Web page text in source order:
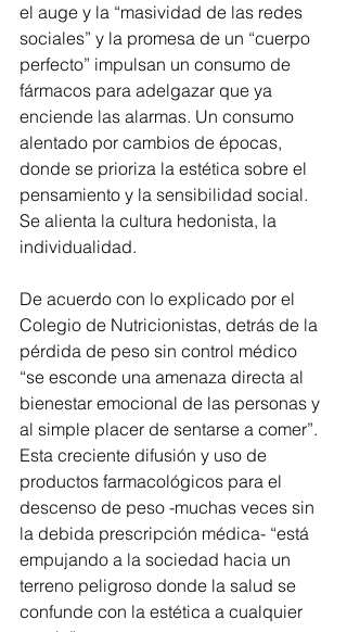
el auge y la “masividad de las redes
sociales” y la promesa de un “cuerpo
perfecto” impulsan un consumo de
fármacos para adelgazar que ya
enciende las alarmas. Un consumo
alentado por cambios de épocas,
donde se prioriza la estética sobre el
pensamiento y la sensibilidad social.
Se alienta la cultura hedonista, la
individualidad.
De acuerdo con lo explicado por el
Colegio de Nutricionistas, detrás de la
pérdida de peso sin control médico
“se esconde una amenaza directa al
bienestar emocional de las personas y
al simple placer de sentarse a comer”.
Esta creciente difusión y uso de
productos farmacológicos para el
descenso de peso -muchas veces sin
la debida prescripción médica- “está
empujando a la sociedad hacia un
terreno peligroso donde la salud se
confunde con la estética a cualquier